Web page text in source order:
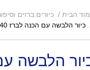
הבית כיורים ברזים
כיור הלבשה עם הכנה לברז 40×40
הלבשה עם